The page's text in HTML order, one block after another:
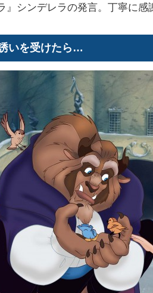
』シンデレラの発言。丁寧に感
いを受けたら…